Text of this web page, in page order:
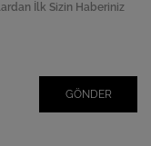
İlk Sizin Haberiniz
GÖNDER